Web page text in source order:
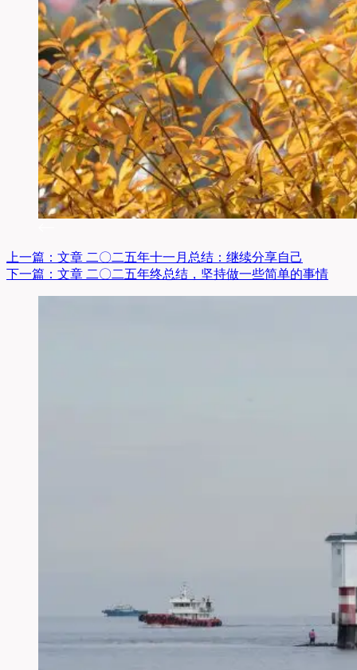
上一篇： 文章 二〇二五年十一月总结：继续分享自己
下一篇： 文章 二〇二五年终总结，坚持做一些简单的事情